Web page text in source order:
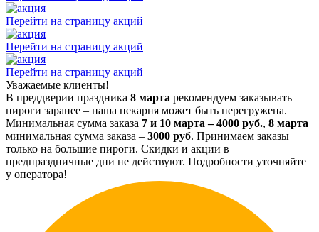
Перейти на страницу акций
Перейти на страницу акций
Перейти на страницу акций
Уважаемые клиенты!
В преддверии праздника 8 марта рекомендуем заказывать
пироги заранее – наша пекарня может быть перегружена.
Минимальная сумма заказа 7 и 10 марта – 4000 руб., 8 марта
минимальная сумма заказа – 3000 руб. Принимаем заказы
только на большие пироги. Скидки и акции в
предпраздничные дни не действуют. Подробности уточняйте
у оператора!